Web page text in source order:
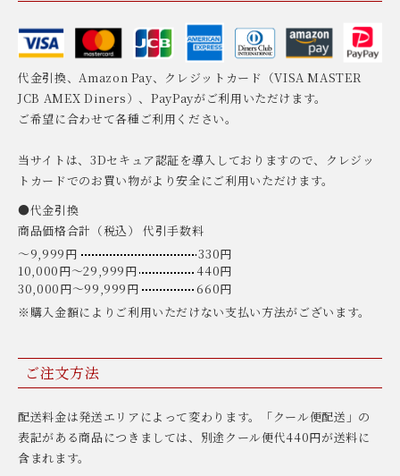
代金引換、Amazon Pay、クレジットカード（VISA MASTER
JCB AMEX Diners）、PayPayがご利用いただけます。
ご希望に合わせて各種ご利用ください。
当サイトは、3Dセキュア認証を導入しておりますので、クレジッ
トカードでのお買い物がより安全にご利用いただけます。
●代金引換
商品価格合計（税込） 代引手数料
〜9,999円
330円
10,000円〜29,999円
440円
30,000円〜99,999円
660円
※購入金額によりご利用いただけない支払い方法がございます。
ご注文方法
配送料金は発送エリアによって変わります。「クール便配送」の
表記がある商品につきましては、別途クール便代440円が送料に
含まれます。